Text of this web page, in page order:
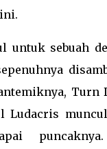
untuk sebuah
Turn
Ludacris